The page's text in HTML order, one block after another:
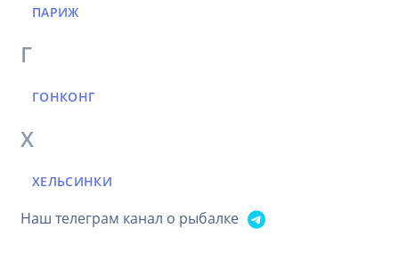
ПАРИЖ
Г
ГОНКОНГ
Х
ХЕЛЬСИНКИ
Наш телеграм канал о рыбалке